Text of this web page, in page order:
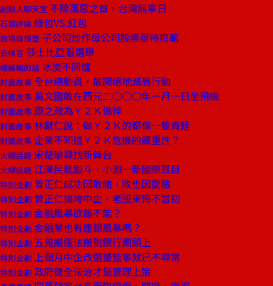
創辦人聊天室 不除萬惡之首，台灣無寧日
石頭評論 綠包VS.紅包
商場自慢塾 子公司炒作母公司股票亟待規範
去梯言 莎士比亞看選舉
總編輯的話 冰炭不同爐
封面故事 全台總動員，展開絕地滅蟲行動
封面故事 吳文國敢在西元二○○○年一月一日坐飛機
封面故事 康之政為Ｙ２Ｋ憔悴
封面故事 林獻仁說：做Ｙ２Ｋ的都像一隻青蛙
封面故事 企業不知道Ｙ２Ｋ危機的嚴重性？
火線話題 宋楚瑜尋找新舞台
火線話題 江澤民栽跟斗，小淵一新國際耳目
特別企劃 曾正仁成功因敢賭，敗也因愛賭
特別企劃 曾正仁搞垮中企，老股東悔不當初
特別企劃 金融風暴欲罷不能？
特別企劃 金融業也有連鎖風暴嗎？
特別企劃 五鬼搬運法搬到銀行團頭上
特別企劃 上個月中企改選董監事就已不尋常
特別企劃 政府健全法治才是管理上策